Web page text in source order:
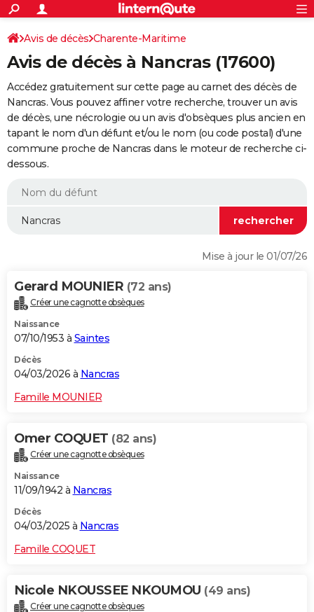
ACTUALITÉS
Politique
Société
Faits Divers
Education
Monde
Villes
+
SPORT
Coupe du monde 2026
Football
Tennis
Cyclisme
Rugby
Forum
Programme TV
TNT
Streaming
Cinéma
Sorties cinéma
Musique
+
FINANCE
Retraite
Epargne
Immobilier
Risques naturels par ville
Assurance
AUTO
Essais
Réserver un essai
Citadines
Berlines
SUV
Forum auto
+
HIGH-TECH
BRICOLAGE
WEEK-END
Alimentation
Guide de la santé
Maladies
Médicaments
Sommeil
VOYAGE
Destinations
City break
Voyage nature
Voyage de noces
Forum
Climat
+PHOTO
GUIDES D'ACHAT
Carte de Noël
Carte Bonne année
Carte Saint-Valentin
Carte Pâques
Carte d'anniversaire
DICTIONNAIRE
Dictionnaire
Biographies
Citations
Expressions
Proverbes
PROGRAMME TV
S'inscrire
Se connecter
Lycées
Collèges
Primaires
Universités
Entreprises
Service militaire
Avis de recherche
AVIS DE DÉCÈS
FORUM
Bricolage
Lifestyle
Culture
Sport
Auto
Television
Voyage
Cinema
S'inscrire
Connexion
Avis de décès Charente-Maritime
Avis de décès à Nancras (17600)
Accédez gratuitement sur cette page au carnet des décès de
Nancras. Vous pouvez affiner votre recherche, trouver un avis
de décès, une nécrologie ou un avis d'obsèques plus ancien en
tapant le nom d'un défunt et/ou le nom (ou code postal) d'une
commune proche de Nancras dans le moteur de recherche ci-
dessous.
Mise à jour le 01/07/26
Gerard MOUNIER (72 ans)
Créer une cagnotte obsèques
Naissance
07/10/1953 à Saintes
Décès
04/03/2026 à Nancras
Famille MOUNIER
Omer COQUET (82 ans)
Créer une cagnotte obsèques
Naissance
11/09/1942 à Nancras
Décès
04/03/2025 à Nancras
Famille COQUET
Nicole NKOUSSEE NKOUMOU (49 ans)
Créer une cagnotte obsèques